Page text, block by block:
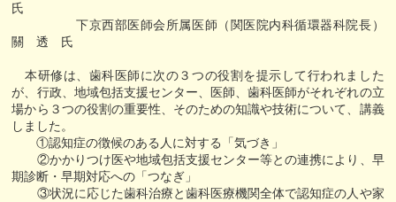
氏
下京西部医師会所属医師（関医院内科循環器科院長）
關 透 氏
本研修は、歯科医師に次の３つの役割を提示して行われました
が、行政、地域包括支援センター、医師、歯科医師がそれぞれの立
場から３つの役割の重要性、そのための知識や技術について、講義
しました。
①認知症の徴候のある人に対する「気づき」
②かかりつけ医や地域包括支援センター等との連携により、早
期診断・早期対応への「つなぎ」
③状況に応じた歯科治療と歯科医療機関全体で認知症の人や家